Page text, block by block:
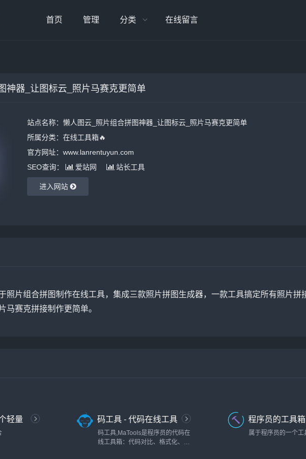
首页 管理 分类 在线留言
神器_让图标云_照片马赛克更简单
站点名称：懒人图云_照片组合拼图神器_让图标云_照片马赛克更简单
所属分类： 在线工具箱🔥
官方网址：www.lanrentuyun.com
SEO查询：
爱站网 站长工具
进入网站
照片组合拼图制作在线工具，集成三款照片拼图生成器，一款工具搞定所有照片
马赛克拼接制作更简单。
轻量
码工具 - 代码在线工具
箱
码工具,MaTools是程序员的代码在
线工具箱：代码对比、格式化、压
程序员的工具箱
属于程序员的一个工